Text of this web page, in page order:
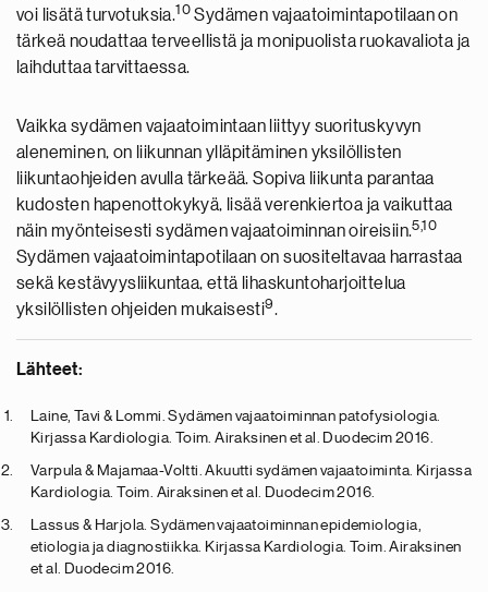
voi lisätä turvotuksia.10 Sydämen vajaatoimintapotilaan on
tärkeä noudattaa terveellistä ja monipuolista ruokavaliota ja
laihduttaa tarvittaessa.
Vaikka sydämen vajaatoimintaan liittyy suorituskyvyn
aleneminen, on liikunnan ylläpitäminen yksilöllisten
liikuntaohjeiden avulla tärkeää. Sopiva liikunta parantaa
kudosten hapenottokykyä, lisää verenkiertoa ja vaikuttaa
näin myönteisesti sydämen vajaatoiminnan oireisiin.5,10
Sydämen vajaatoimintapotilaan on suositeltavaa harrastaa
sekä kestävyysliikuntaa, että lihaskuntoharjoittelua
yksilöllisten ohjeiden mukaisesti9.
Lähteet:
Laine, Tavi & Lommi. Sydämen vajaatoiminnan patofysiologia.
Kirjassa Kardiologia. Toim. Airaksinen et al. Duodecim 2016.
Varpula & Majamaa-Voltti. Akuutti sydämen vajaatoiminta. Kirjassa
Kardiologia. Toim. Airaksinen et al. Duodecim 2016.
Lassus & Harjola. Sydämen vajaatoiminnan epidemiologia,
etiologia ja diagnostiikka. Kirjassa Kardiologia. Toim. Airaksinen
et al. Duodecim 2016.